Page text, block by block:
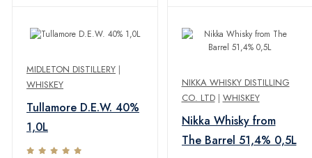
MIDLETON DISTILLERY |
WHISKEY
Tullamore D.E.W. 40%
1,0L
NIKKA WHISKY DISTILLING
CO. LTD| WHISKEY
Nikka Whisky from
The Barrel 51,4% 0,5L